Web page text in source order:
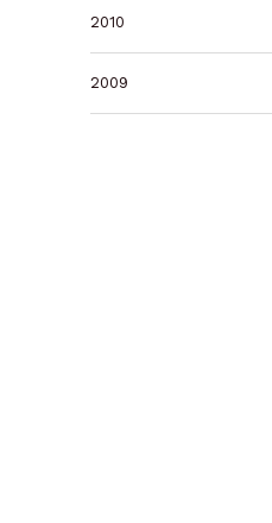
2010
2009